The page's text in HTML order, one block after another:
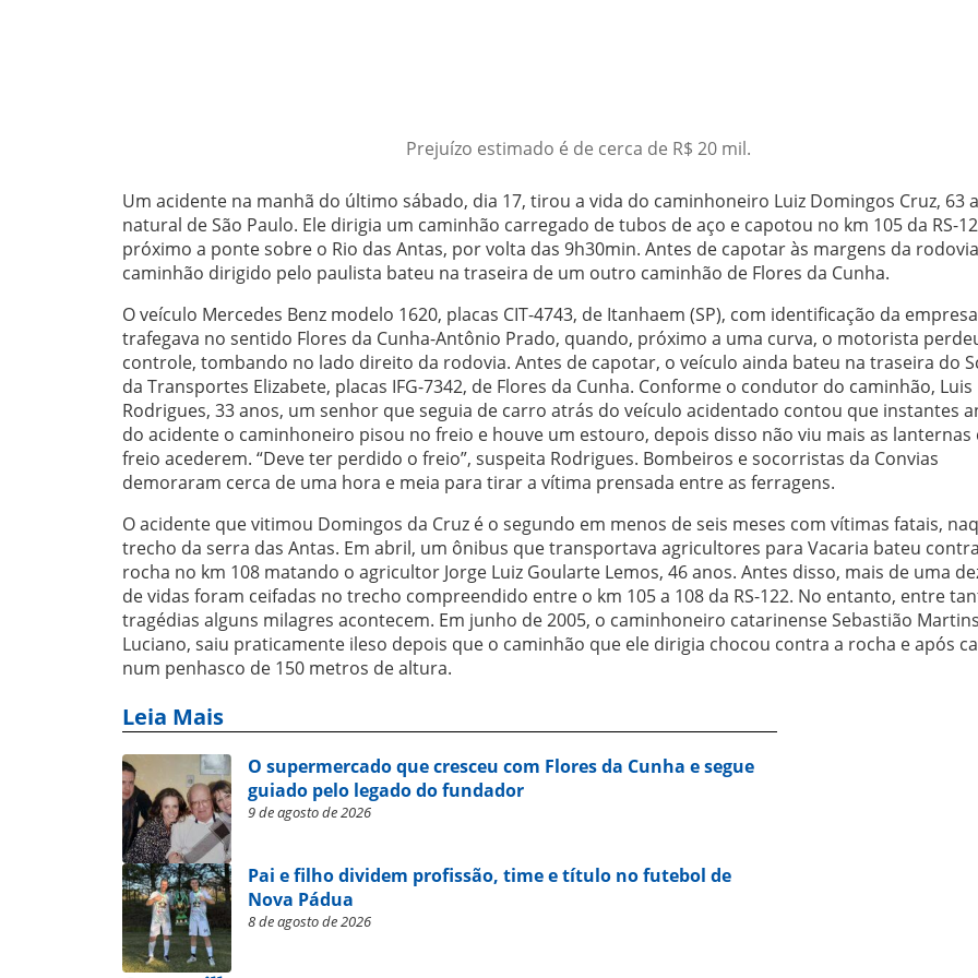
Prejuízo estimado é de cerca de R$ 20 mil.
Um acidente na manhã do último sábado, dia 17, tirou a vida do caminhoneiro Luiz Domingos Cruz, 63
natural de São Paulo. Ele dirigia um caminhão carregado de tubos de aço e capotou no km 105 da RS-
próximo a ponte sobre o Rio das Antas, por volta das 9h30min. Antes de capotar às margens da
caminhão dirigido pelo paulista bateu na traseira de um outro caminhão de Flores da Cunha.
O veículo Mercedes Benz modelo 1620, placas CIT-4743, de Itanhaem (SP), com identificação da empresa
trafegava no sentido Flores da Cunha-Antônio Prado, quando, próximo a uma curva, o motorista
controle, tombando no lado direito da rodovia. Antes de capotar, o veículo ainda bateu na traseira do
da Transportes Elizabete, placas IFG-7342, de Flores da Cunha. Conforme o condutor do caminhão, Luis
Rodrigues, 33 anos, um senhor que seguia de carro atrás do veículo acidentado contou que instantes
do acidente o caminhoneiro pisou no freio e houve um estouro, depois disso não viu mais as lanternas
freio acederem. “Deve ter perdido o freio”, suspeita Rodrigues. Bombeiros e socorristas da Convias
demoraram cerca de uma hora e meia para tirar a vítima prensada entre as ferragens.
O acidente que vitimou Domingos da Cruz é o segundo em menos de seis meses com vítimas fatais,
trecho da serra das Antas. Em abril, um ônibus que transportava agricultores para Vacaria bateu
rocha no km 108 matando o agricultor Jorge Luiz Goularte Lemos, 46 anos. Antes disso, mais de uma
de vidas foram ceifadas no trecho compreendido entre o km 105 a 108 da RS-122. No entanto, entre
tragédias alguns milagres acontecem. Em junho de 2005, o caminhoneiro catarinense Sebastião
Luciano, saiu praticamente ileso depois que o caminhão que ele dirigia chocou contra a rocha e após
num penhasco de 150 metros de altura.
Leia Mais
O supermercado que cresceu com Flores da Cunha e segue
guiado pelo legado do fundador
9 de agosto de 2026
Pai e filho dividem profissão, time e título no futebol de
Nova Pádua
8 de agosto de 2026